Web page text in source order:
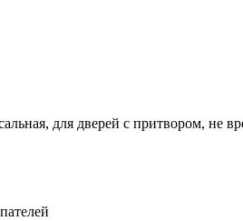
для дверей с притвором, не